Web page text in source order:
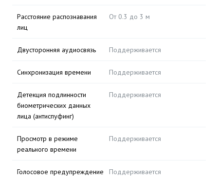
Расстояние распознавания
лиц
От 0.3 до 3 м
Двусторонняя аудиосвязь Поддерживается
Синхронизация времени Поддерживается
Детекция подлинности
биометрических данных
лица (антиспуфинг)
Поддерживается
Просмотр в режиме
реального времени
Поддерживается
Голосовое предупреждение Поддерживается